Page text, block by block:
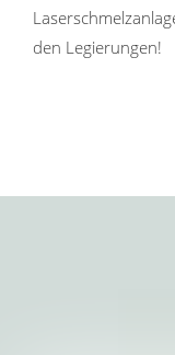
den Legierungen!